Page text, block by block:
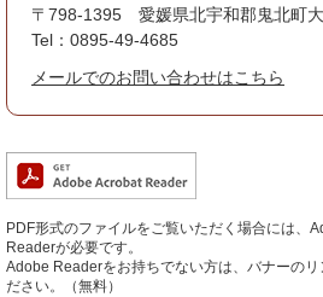
〒798-1395
愛媛県北宇和郡鬼北町
Tel：0895-49-4685
メールでのお問い合わせはこちら
PDF形式のファイルをご覧いただく場合には、
Readerが必要です。
Adobe Readerをお持ちでない方は、バナーのリ
ださい。（無料）